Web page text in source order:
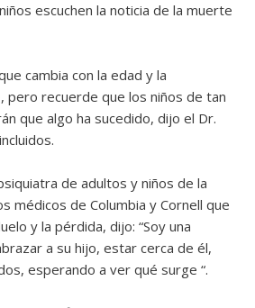
escuchen la noticia de la muerte
cambia con la edad y la
pero recuerde que los niños de tan
que algo ha sucedido, dijo el Dr.
de adultos y niños de la
médicos de Columbia y Cornell que
y la pérdida, dijo: “Soy una
a su hijo, estar cerca de él,
esperando a ver qué surge “.